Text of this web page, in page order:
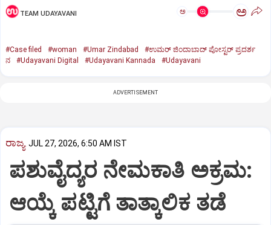
TEAM UDAYAVANI ಅ ಅ
#Case filed #woman #Umar Zindabad
#ಉಮರ್ ಜಿಂದಾಬಾದ್ ಪೋಸ್ಟರ್‌ ಪ್ರದರ್ಶ
ನ
#Udayavani Digital #Udayavani Kannada #Udayavani
ADVERTISEMENT
ರಾಜ್ಯ JUL 27, 2026, 6:50 AM IST
ಪಶುವೈದ್ಯರ ನೇಮಕಾತಿ ಅಕ್ರಮ:
ಆಯ್ಕೆ ಪಟ್ಟಿಗೆ ತಾತ್ಕಾಲಿಕ ತಡೆ